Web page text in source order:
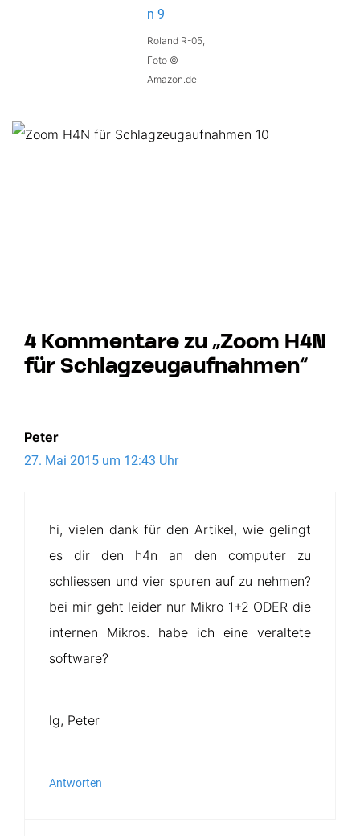
Roland R-05,
Foto ©
Amazon.de
4 Kommentare zu „Zoom H4N
für Schlagzeugaufnahmen“
Peter
27. Mai 2015 um 12:43 Uhr
hi, vielen dank für den Artikel, wie gelingt
es dir den h4n an den computer zu
schliessen und vier spuren auf zu nehmen?
bei mir geht leider nur Mikro 1+2 ODER die
internen Mikros. habe ich eine veraltete
software?
lg, Peter
Antworten